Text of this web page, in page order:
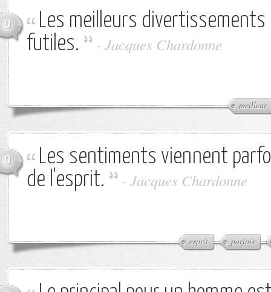
0
Les meilleurs
futiles.
- Jacques Chardonne
meilleur
0
Les sentiments viennent
de l'esprit.
- Jacques Chardonne
esprit parfois